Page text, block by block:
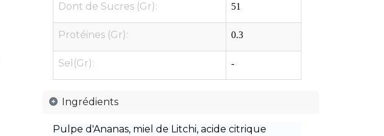
Dont de Sucres (Gr): 51
Protéines (Gr): 0.3
Sel(Gr): -
Ingrédients
Pulpe d'Ananas, miel de Litchi, acide citrique